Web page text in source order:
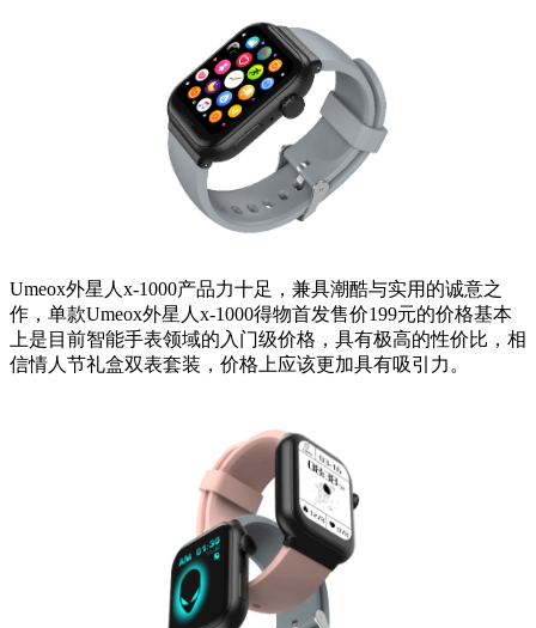
Umeox外星人x-1000产品力十足，兼具潮酷与实用的诚意之
作，单款Umeox外星人x-1000得物首发售价199元的价格基本
上是目前智能手表领域的入门级价格，具有极高的性价比，相
信情人节礼盒双表套装，价格上应该更加具有吸引力。